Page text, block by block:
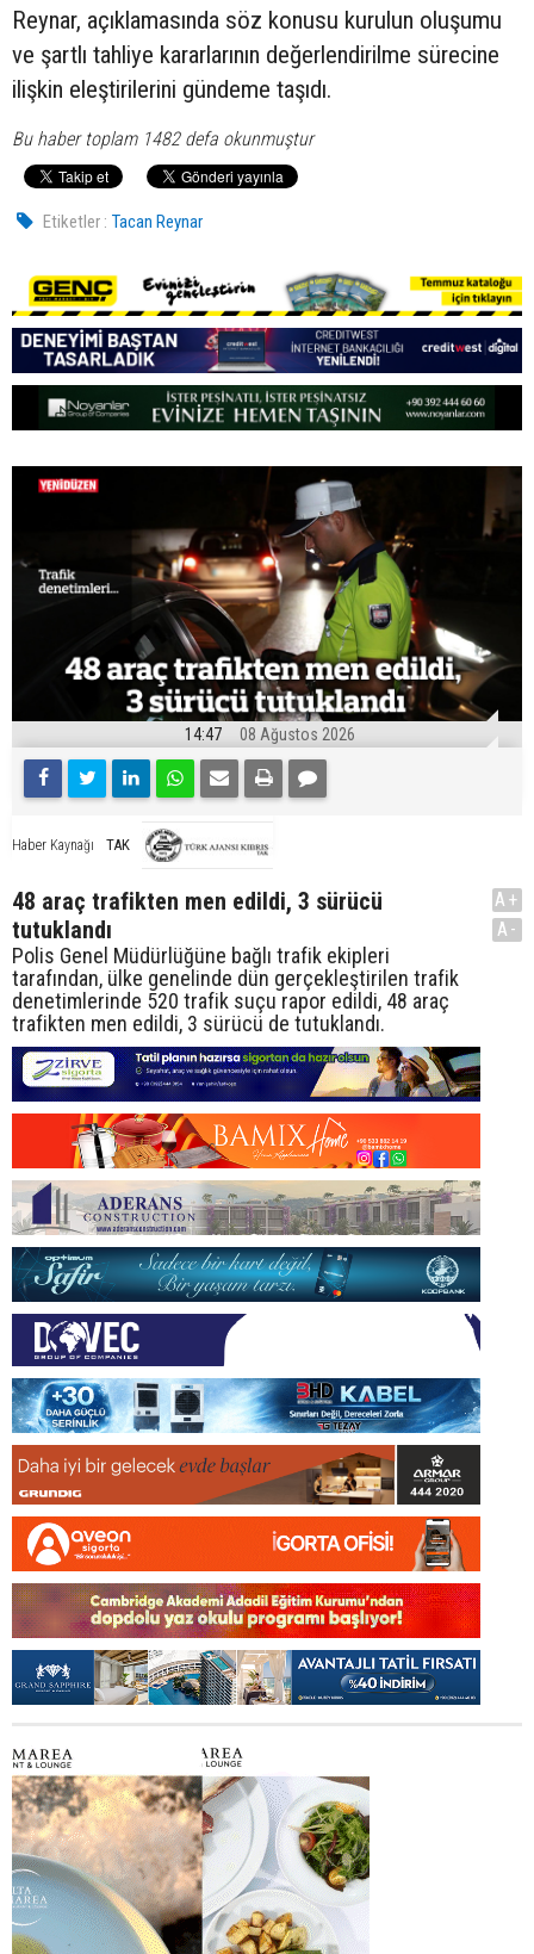
Reynar, açıklamasında söz konusu kurulun oluşumu
ve şartlı tahliye kararlarının değerlendirilme sürecine
ilişkin eleştirilerini gündeme taşıdı.
Bu haber toplam 1482 defa okunmuştur
Etiketler : Tacan Reynar
14:47 08 Ağustos 2026
Haber Kaynağı TAK
48 araç trafikten men edildi, 3 sürücü
tutuklandı
Polis Genel Müdürlüğüne bağlı trafik ekipleri
tarafından, ülke genelinde dün gerçekleştirilen trafik
denetimlerinde 520 trafik suçu rapor edildi, 48 araç
trafikten men edildi, 3 sürücü de tutuklandı.
A+
A-